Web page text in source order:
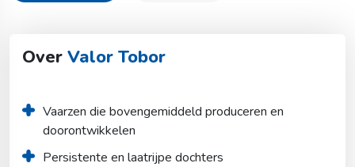
Over Valor Tobor
Vaarzen die bovengemiddeld produceren en
doorontwikkelen
Persistente en laatrijpe dochters